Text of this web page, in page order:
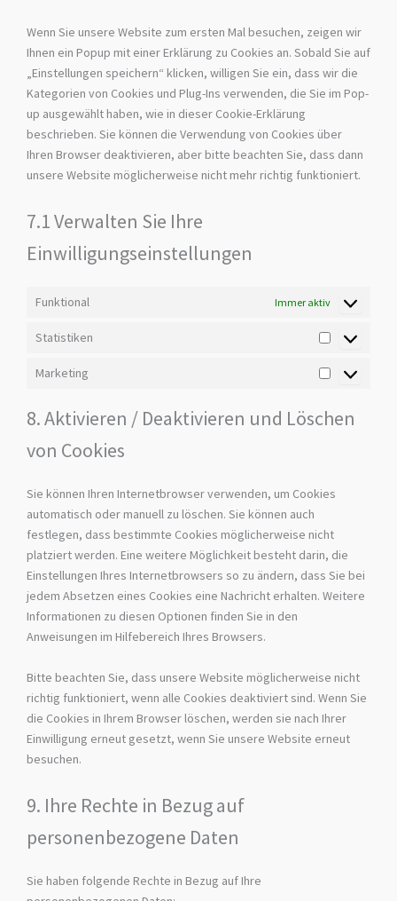
Wenn Sie unsere Website zum ersten Mal besuchen, zeigen wir
Ihnen ein Popup mit einer Erklärung zu Cookies an. Sobald Sie auf
„Einstellungen speichern“ klicken, willigen Sie ein, dass wir die
Kategorien von Cookies und Plug-Ins verwenden, die Sie im Pop-
up ausgewählt haben, wie in dieser Cookie-Erklärung
beschrieben. Sie können die Verwendung von Cookies über
Ihren Browser deaktivieren, aber bitte beachten Sie, dass dann
unsere Website möglicherweise nicht mehr richtig funktioniert.
7.1 Verwalten Sie Ihre
Einwilligungseinstellungen
Funktional Immer aktiv
Statistiken
Marketing
8. Aktivieren / Deaktivieren und Löschen
von Cookies
Sie können Ihren Internetbrowser verwenden, um Cookies
automatisch oder manuell zu löschen. Sie können auch
festlegen, dass bestimmte Cookies möglicherweise nicht
platziert werden. Eine weitere Möglichkeit besteht darin, die
Einstellungen Ihres Internetbrowsers so zu ändern, dass Sie bei
jedem Absetzen eines Cookies eine Nachricht erhalten. Weitere
Informationen zu diesen Optionen finden Sie in den
Anweisungen im Hilfebereich Ihres Browsers.
Bitte beachten Sie, dass unsere Website möglicherweise nicht
richtig funktioniert, wenn alle Cookies deaktiviert sind. Wenn Sie
die Cookies in Ihrem Browser löschen, werden sie nach Ihrer
Einwilligung erneut gesetzt, wenn Sie unsere Website erneut
besuchen.
9. Ihre Rechte in Bezug auf
personenbezogene Daten
Sie haben folgende Rechte in Bezug auf Ihre